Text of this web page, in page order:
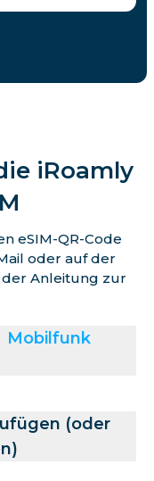
iRoamly
eSIM-QR-Code
oder auf der
der Anleitung zur
Mobilfunk
(oder